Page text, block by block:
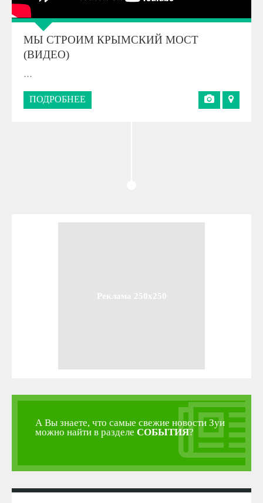
МЫ СТРОИМ КРЫМСКИЙ МОСТ
(ВИДЕО)
…
ПОДРОБНЕЕ
Реклама 250x250
А Вы знаете, что самые свежие новости Зуи
можно найти в разделе СОБЫТИЯ?